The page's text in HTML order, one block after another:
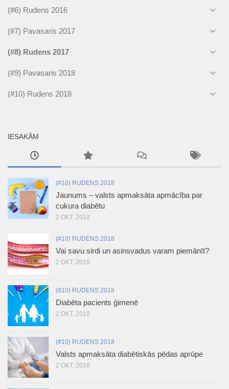
(#6) Rudens 2016
(#7) Pavasaris 2017
(#8) Rudens 2017
(#9) Pavasaris 2018
(#10) Rudens 2018
IESAKĀM
(#10) RUDENS 2018
Jaunums – valsts apmaksāta apmācība par
cukura diabētu
2 OKT, 2018
(#10) RUDENS 2018
Vai savu sirdi un asinsvadus varam piemānīt?
2 OKT, 2018
(#10) RUDENS 2018
Diabēta pacients ģimenē
2 OKT, 2018
(#10) RUDENS 2018
Valsts apmaksāta diabētiskās pēdas aprūpe
2 OKT, 2018